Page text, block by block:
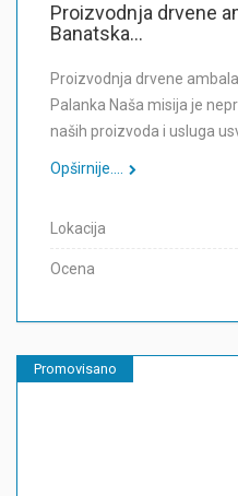
Proizvodnja drvene
Banatska...
Proizvodnja drvene
Palanka Naša misija je
naših proizvoda i usluga
Opširnije....
Lokacija
Ocena
Promovisano